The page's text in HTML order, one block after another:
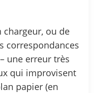
chargeur, ou de
correspondances
une erreur très
qui improvisent
papier (en